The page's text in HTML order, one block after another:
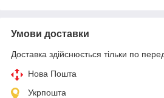
Умови доставки
Доставка здійснюється тільки по
Нова Пошта
Укрпошта